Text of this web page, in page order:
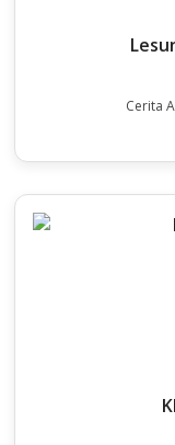
Cerita